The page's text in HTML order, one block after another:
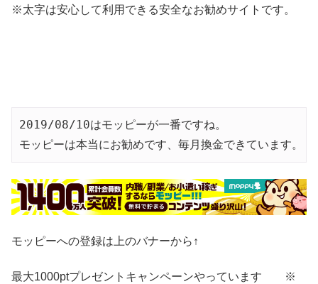
※太字は安心して利用できる安全なお勧めサイトです。
2019/08/10はモッピーが一番ですね。
モッピーは本当にお勧めです、毎月換金できています。
モッピーへの登録は上のバナーから↑
最大1000ptプレゼントキャンペーンやっています ※